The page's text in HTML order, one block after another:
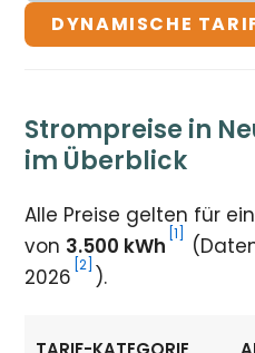
DYNAMISCHE
Strompreise in
im Überblick
Alle Preise gelten für
von 3.500 kWh [1]
2026 [2] ).